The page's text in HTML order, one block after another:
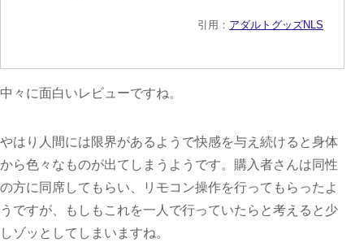
引用： アダルトグッズNLS
中々に面白いレビューですね。
やはり人間には限界があるようで快感を与え続けると身体
から色々なものが出てしまうようです。購入者さんは同性
の方に同席してもらい、リモコン操作を行ってもらったよ
うですが、もしもこれを一人で行っていたらと考えると少
しゾッとしてしまいますね。